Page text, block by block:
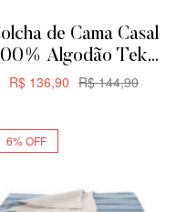
de Cama Casal
Algodão Teka
Allegro Plus –
R$144,90
R$ 136,90
6% OFF